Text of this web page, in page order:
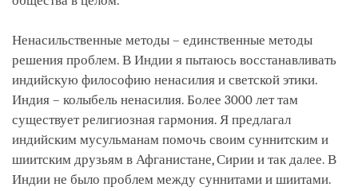
Ненасильственные методы – единственные методы
решения проблем. В Индии я пытаюсь восстанавливать
индийскую философию ненасилия и светской этики.
Индия – колыбель ненасилия. Более 3000 лет там
существует религиозная гармония. Я предлагал
индийским мусульманам помочь своим суннитским и
шиитским друзьям в Афганистане, Сирии и так далее. В
Индии не было проблем между суннитами и шиитами.